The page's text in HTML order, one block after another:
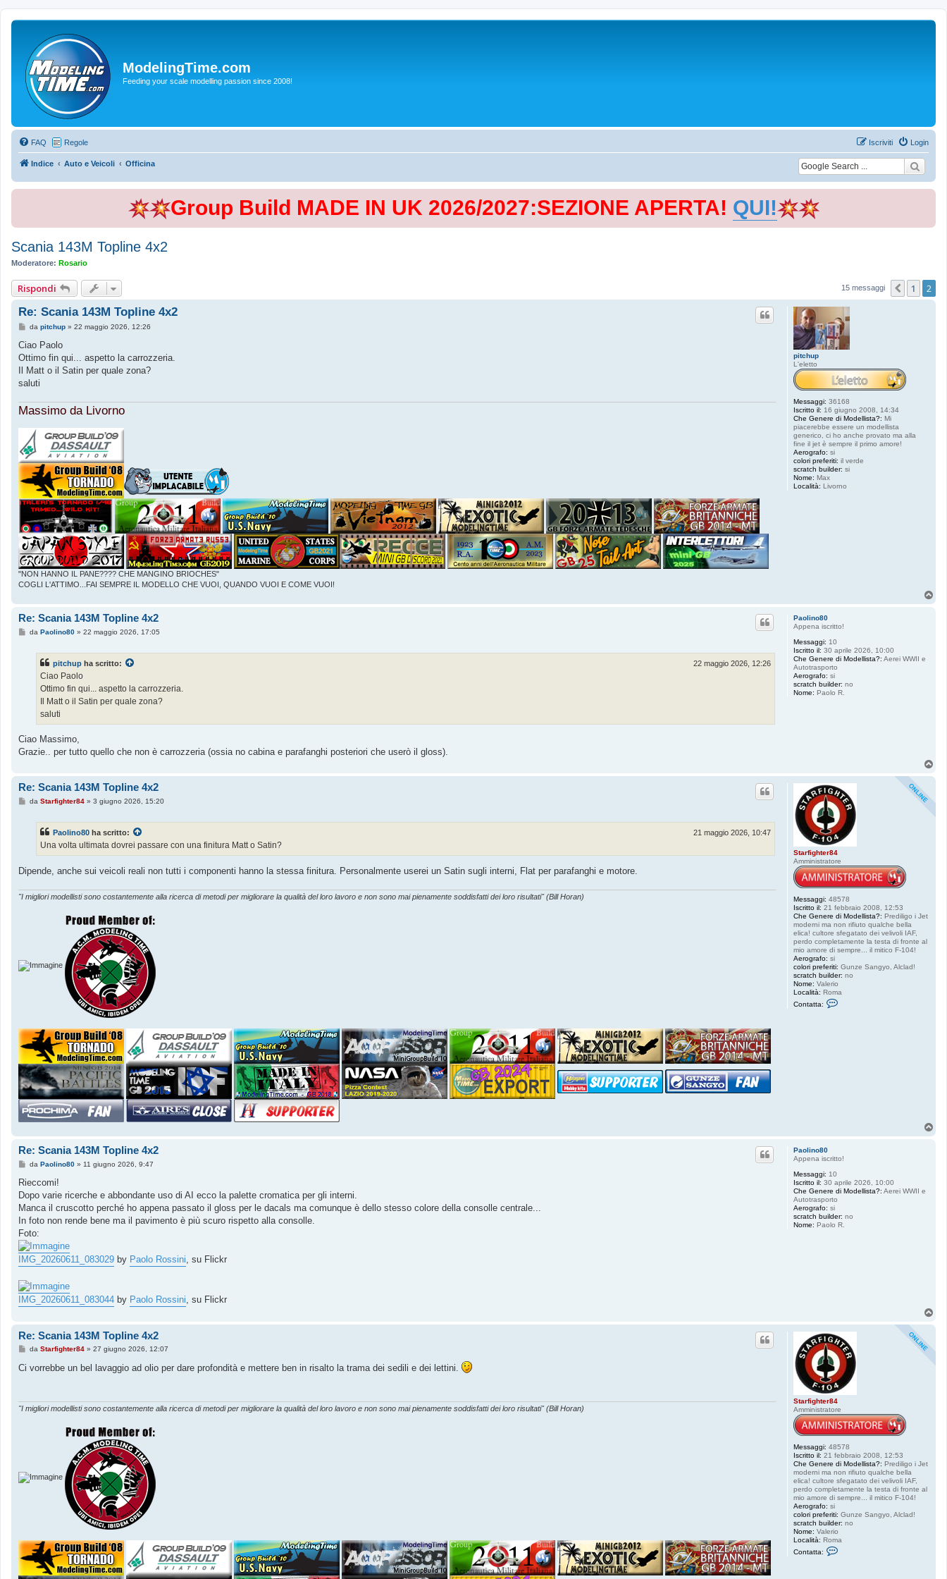
ModelingTime.com
Feeding your scale modelling passion since 2008!
FAQ Regole Login
Iscriviti
Indice Auto e Veicoli Officina
Group Build MADE IN UK 2026/2027:SEZIONE APERTA! QUI!
Scania 143M Topline 4x2
Moderatore: Rosario
Rispondi 15 messaggi 1 2
pitchup
L'eletto
Messaggi: 36168
Iscritto il: 16 giugno 2008, 14:34
Che Genere di Modellista?: Mi
piacerebbe essere un modellista
generico, ci ho anche provato ma alla
fine il jet è sempre il primo amore!
Aerografo: si
colori preferiti: il verde
scratch builder: si
Nome: Max
Località: Livorno
Re: Scania 143M Topline 4x2
M
s
a
g
i
da pitchup» 22 maggio 2026, 12:26
Ciao Paolo
Ottimo fin qui... aspetto la carrozzeria.
Il Matt o il Satin per quale zona?
saluti
Massimo da Livorno
"NON HANNO IL PANE???? CHE MANGINO BRIOCHES"
COGLI L'ATTIMO...FAI SEMPRE IL MODELLO CHE VUOI, QUANDO VUOI E COME VUOI!
Paolino80
Appena iscritto!
Messaggi: 10
Iscritto il: 30 aprile 2026, 10:00
Che Genere di Modellista?: Aerei WWII e
Autotrasporto
Aerografo: si
scratch builder: no
Nome: Paolo R.
Re: Scania 143M Topline 4x2
Mda Paolino80» 22 maggio 2026, 17:05
pitchup ha scritto: 22 maggio 2026, 12:26
Ciao Paolo
Ottimo fin qui... aspetto la carrozzeria.
Il Matt o il Satin per quale zona?
saluti
Ciao Massimo,
Grazie.. per tutto quello che non è carrozzeria (ossia no cabina e parafanghi posteriori che userò il gloss).
Starfighter84
Amministratore
Messaggi: 48578
Iscritto il: 21 febbraio 2008, 12:53
Che Genere di Modellista?: Prediligo i Jet
moderni ma non rifiuto qualche bella
elica! cultore sfegatato dei velivoli IAF,
perdo completamente la testa di fronte al
mio amore di sempre... il mitico F-104!
Aerografo: si
colori preferiti: Gunze Sangyo, Alclad!
scratch builder: no
Nome: Valerio
Località: Roma
Contatta:
t
8
Re: Scania 143M Topline 4x2
M
o
da Starfighter84» 3 giugno 2026, 15:20
Paolino80 ha scritto: 21 maggio 2026, 10:47
Una volta ultimata dovrei passare con una finitura Matt o Satin?
Dipende, anche sui veicoli reali non tutti i componenti hanno la stessa finitura. Personalmente userei un Satin sugli interni, Flat per parafanghi e motore.
"I migliori modellisti sono costantemente alla ricerca di metodi per migliorare la qualità del loro lavoro e non sono mai pienamente soddisfatti dei loro risultati" (Bill Horan)
Paolino80
Appena iscritto!
Messaggi: 10
Iscritto il: 30 aprile 2026, 10:00
Che Genere di Modellista?: Aerei WWII e
Autotrasporto
Aerografo: si
scratch builder: no
Nome: Paolo R.
Re: Scania 143M Topline 4x2
M
s
a
g
o
da Paolino80» 11 giugno 2026, 9:47
Rieccomi!
Dopo varie ricerche e abbondante uso di AI ecco la palette cromatica per gli interni.
Manca il cruscotto perché ho appena passato il gloss per le dacals ma comunque è dello stesso colore della consolle centrale...
In foto non rende bene ma il pavimento è più scuro rispetto alla consolle.
Foto:
IMG_20260611_083029 by Paolo Rossini, su Flickr
IMG_20260611_083044 by Paolo Rossini , su Flickr
Starfighter84
Amministratore
Messaggi: 48578
Iscritto il: 21 febbraio 2008, 12:53
Che Genere di Modellista?: Prediligo i Jet
moderni ma non rifiuto qualche bella
elica! cultore sfegatato dei velivoli IAF,
perdo completamente la testa di fronte al
mio amore di sempre... il mitico F-104!
Aerografo: si
colori preferiti: Gunze Sangyo, Alclad!
scratch builder: no
Nome: Valerio
Località: Roma
Contatta:
Re: Scania 143M Topline 4x2
M
s
i
da Starfighter84» 27 giugno 2026, 12:07
Ci vorrebbe un bel lavaggio ad olio per dare profondità e mettere ben in risalto la trama dei sedili e dei lettini.
"I migliori modellisti sono costantemente alla ricerca di metodi per migliorare la qualità del loro lavoro e non sono mai pienamente soddisfatti dei loro risultati" (Bill Horan)